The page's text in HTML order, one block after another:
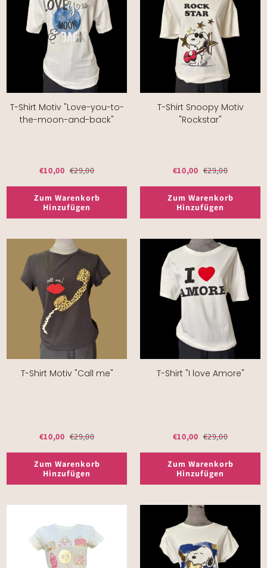
T-Shirt Motiv "Love-you-to-
the-moon-and-back"
€10,00 €29,00
Zum Warenkorb
Hinzufügen
T-Shirt Snoopy Motiv
"Rockstar"
€10,00 €29,00
Zum Warenkorb
Hinzufügen
T-Shirt Motiv "Call me"
€10,00 €29,00
Zum Warenkorb
Hinzufügen
T-Shirt "I love Amore"
€10,00 €29,00
Zum Warenkorb
Hinzufügen